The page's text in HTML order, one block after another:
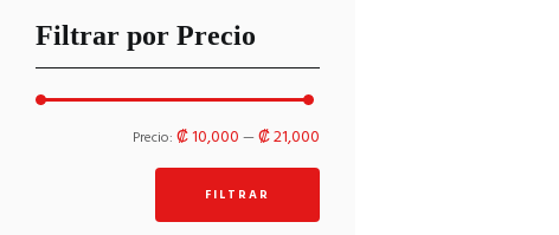
Filtrar por Precio
mínimo
máximo
FILTRAR
Precio: ₡ 10,000 —₡ 21,000